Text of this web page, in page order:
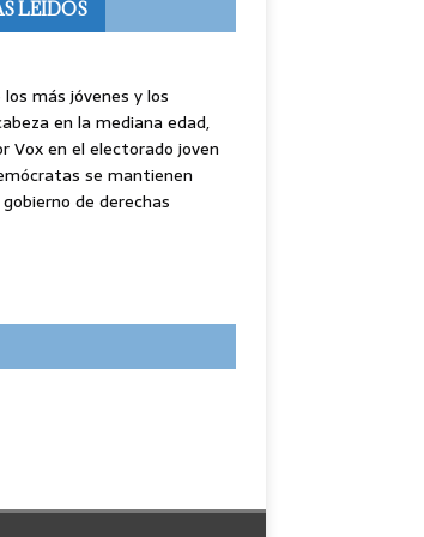
LEÍDOS
más jóvenes y los
en la mediana edad,
Vox en el electorado joven
se mantienen
de derechas